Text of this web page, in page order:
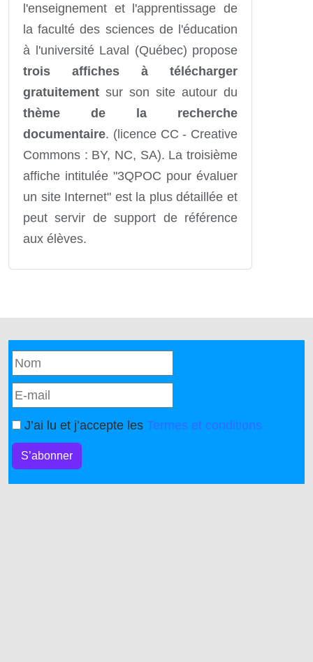
l'enseignement et l'apprentissage de
la faculté des sciences de l'éducation
à l'université Laval (Québec) propose
trois affiches à télécharger
gratuitement sur son site autour du
thème de la recherche
documentaire. (licence CC - Creative
Commons : BY, NC, SA). La troisième
affiche intitulée "3QPOC pour évaluer
un site Internet" est la plus détaillée et
peut servir de support de référence
aux élèves.
J’ai lu et j’accepte les Termes et conditions
S’abonner